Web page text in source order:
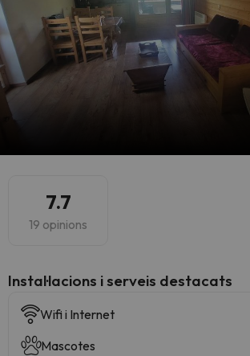
7.7
19 opinions
Instal·lacions i serveis destacats
Wifi i Internet
Mascotes